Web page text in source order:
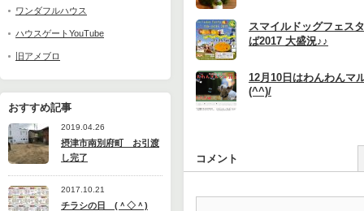
ワンダフルハウス
ハウスゲートYouTube
旧アメブロ
おすすめ記事
2019.04.26
摂津市南別府町 お引渡
し完了
2017.10.21
チラシの日 (＾◇＾)
スマイルドッグフェス
ば2017 大盛況♪♪
12月10日はわんわんマ
(^^)/
コメント